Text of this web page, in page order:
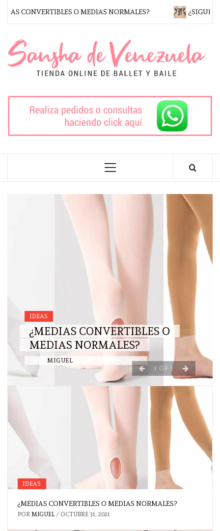
CONVERTIBLES O MEDIAS NORMALES? ¿SIGUEN
Menú
IDEAS
¿MEDIAS CONVERTIBLES O
MEDIAS NORMALES?
MIGUEL
OCTUBRE 31, 2021
1 OF 3
IDEAS
¿MEDIAS CONVERTIBLES O MEDIAS NORMALES?
POR MIGUEL / OCTUBRE 31, 2021